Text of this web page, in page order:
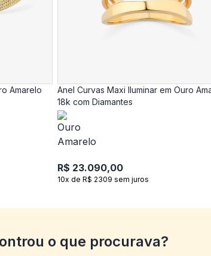
Amarelo
Anel Curvas Maxi Iluminar em Ouro
18k com Diamantes
R$ 23.090,00
10x de R$ 2309 sem juros
o que procurava?